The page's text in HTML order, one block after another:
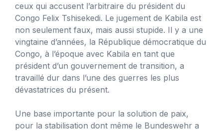
ceux qui accusent l’arbitraire du président du
Congo Felix Tshisekedi. Le jugement de Kabila est
non seulement faux, mais aussi stupide. Il y a une
vingtaine d’années, la République démocratique du
Congo, à l’époque avec Kabila en tant que
président d’un gouvernement de transition, a
travaillé dur dans l’une des guerres les plus
dévastatrices du présent.
Une base importante pour la solution de paix,
pour la stabilisation dont même le Bundeswehr a